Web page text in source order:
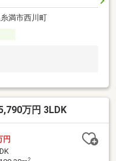
満市西川町
万円 3LDK
円
2